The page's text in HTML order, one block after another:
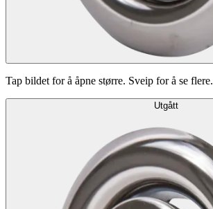
Tap bildet for å åpne større. Sveip for å se flere.
Utgått